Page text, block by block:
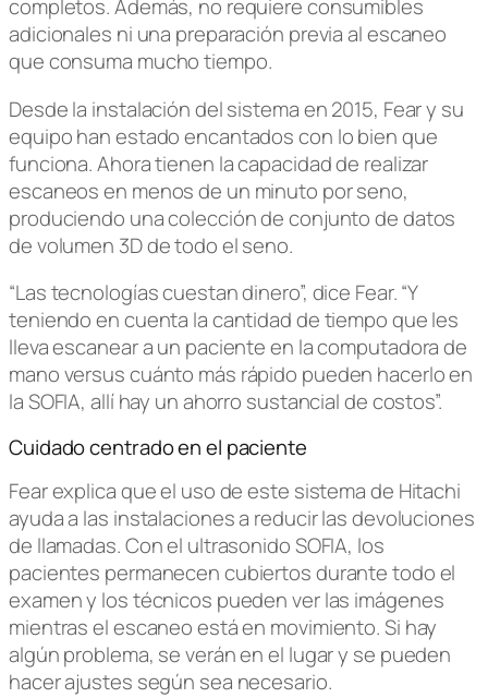
completos. Además, no requiere consumibles
adicionales ni una preparación previa al escaneo
que consuma mucho tiempo.
Desde la instalación del sistema en 2015, Fear y su
equipo han estado encantados con lo bien que
funciona. Ahora tienen la capacidad de realizar
escaneos en menos de un minuto por seno,
produciendo una colección de conjunto de datos
de volumen 3D de todo el seno.
“Las tecnologías cuestan dinero”, dice Fear. “Y
teniendo en cuenta la cantidad de tiempo que les
lleva escanear a un paciente en la computadora de
mano versus cuánto más rápido pueden hacerlo en
la SOFIA, allí hay un ahorro sustancial de costos”.
Cuidado centrado en el paciente
Fear explica que el uso de este sistema de Hitachi
ayuda a las instalaciones a reducir las devoluciones
de llamadas. Con el ultrasonido SOFIA, los
pacientes permanecen cubiertos durante todo el
examen y los técnicos pueden ver las imágenes
mientras el escaneo está en movimiento. Si hay
algún problema, se verán en el lugar y se pueden
hacer ajustes según sea necesario.